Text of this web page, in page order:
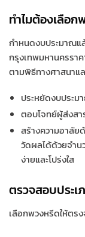
ทำไมต้องเลือ
กำหนดงบประมาณแ
กรุงเทพมหานครรา
ตามพิธีทางศาสนาแ
ประหยัดงบประ
ตอบโจทย์ผู้ส่งส
สร้างความอาลั
วัดผลได้ด้วยจำ
ง่ายและโปร่งใส
ตรวจสอบประ
เลือกพวงหรีดให้ตร